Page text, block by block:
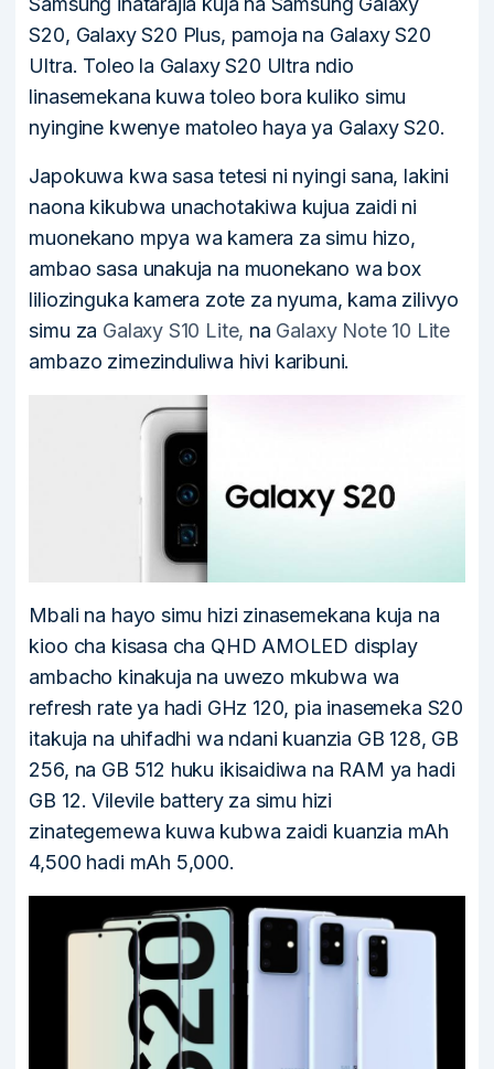
S20, Galaxy S20 Plus, pamoja na Galaxy S20
Ultra. Toleo la Galaxy S20 Ultra ndio
linasemekana kuwa toleo bora kuliko simu
nyingine kwenye matoleo haya ya Galaxy S20.
Japokuwa kwa sasa tetesi ni nyingi sana, lakini
naona kikubwa unachotakiwa kujua zaidi ni
muonekano mpya wa kamera za simu hizo,
ambao sasa unakuja na muonekano wa box
liliozinguka kamera zote za nyuma, kama zilivyo
simu za Galaxy S10 Lite, na Galaxy Note 10 Lite
ambazo zimezinduliwa hivi karibuni.
Mbali na hayo simu hizi zinasemekana kuja na
kioo cha kisasa cha QHD AMOLED display
ambacho kinakuja na uwezo mkubwa wa
refresh rate ya hadi GHz 120, pia inasemeka S20
itakuja na uhifadhi wa ndani kuanzia GB 128, GB
256, na GB 512 huku ikisaidiwa na RAM ya hadi
GB 12. Vilevile battery za simu hizi
zinategemewa kuwa kubwa zaidi kuanzia mAh
4,500 hadi mAh 5,000.